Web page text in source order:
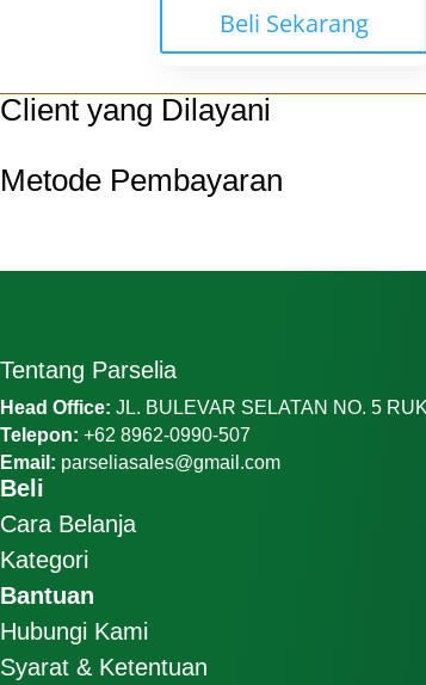
Beli Sekarang
Client yang Dilayani
Metode Pembayaran
Tentang Parselia
Head Office: JL. BULEVAR SELATAN NO. 5
Telepon: +62 8962-0990-507
Email: parseliasales@gmail.com
Beli
Cara Belanja
Kategori
Bantuan
Hubungi Kami
Syarat & Ketentuan